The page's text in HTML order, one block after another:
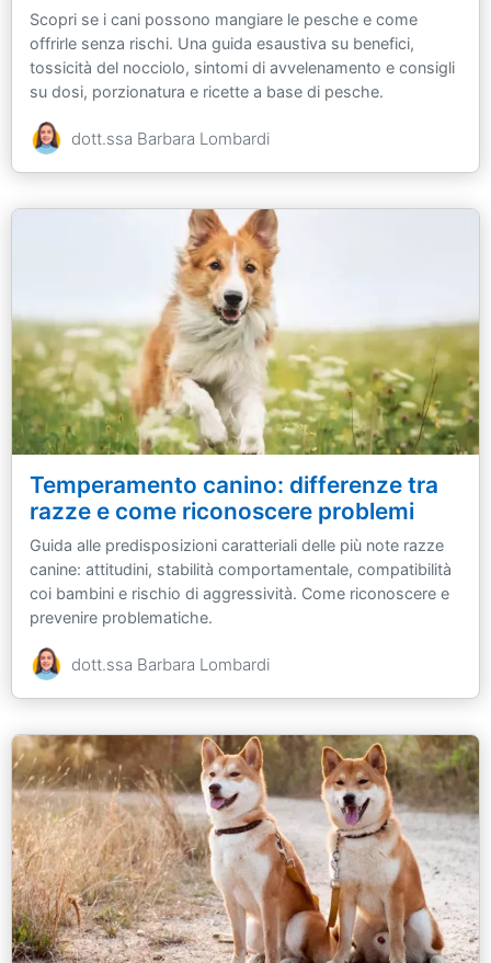
Scopri se i cani possono mangiare le pesche e come
offrirle senza rischi. Una guida esaustiva su benefici,
tossicità del nocciolo, sintomi di avvelenamento e consigli
su dosi, porzionatura e ricette a base di pesche.
dott.ssa Barbara Lombardi
Temperamento canino: differenze tra
razze e come riconoscere problemi
Guida alle predisposizioni caratteriali delle più note razze
canine: attitudini, stabilità comportamentale, compatibilità
coi bambini e rischio di aggressività. Come riconoscere e
prevenire problematiche.
dott.ssa Barbara Lombardi